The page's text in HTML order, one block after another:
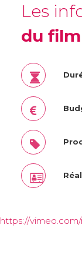
Les
du film
https://